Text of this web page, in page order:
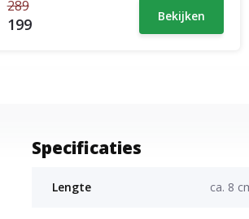
289
199 Bekijken
Specificaties
Lengte ca. 8